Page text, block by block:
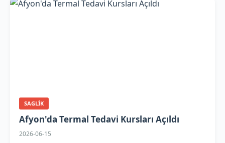
SAGLIK
Afyon'da Termal Tedavi Kursları Açıldı
2026-06-15